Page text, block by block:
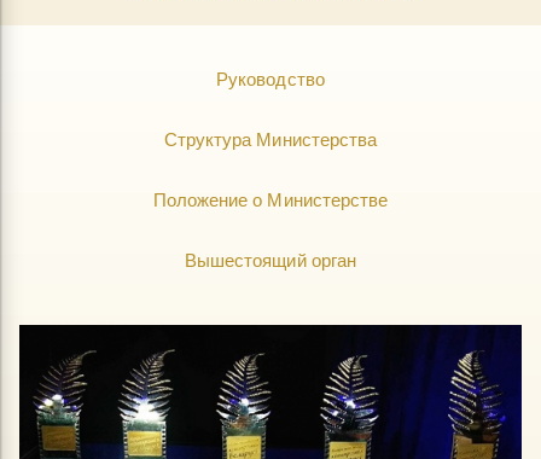
Руководство
Структура Министерства
Положение о Министерстве
Вышестоящий орган